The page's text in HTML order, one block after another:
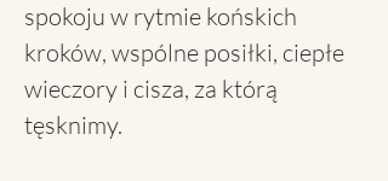
spokoju w rytmie końskich
kroków, wspólne posiłki, ciepłe
wieczory i cisza, za którą
tęsknimy.